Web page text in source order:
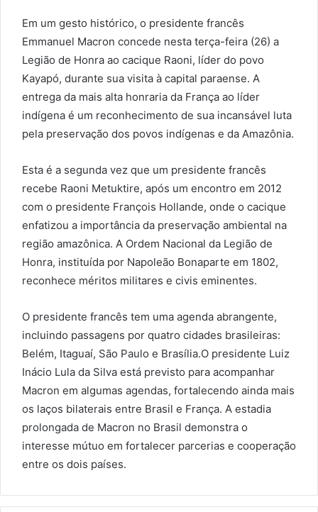
Em um gesto histórico, o presidente francês
Emmanuel Macron concede nesta terça-feira (26) a
Legião de Honra ao cacique Raoni, líder do povo
Kayapó, durante sua visita à capital paraense. A
entrega da mais alta honraria da França ao líder
indígena é um reconhecimento de sua incansável luta
pela preservação dos povos indígenas e da Amazônia.
Esta é a segunda vez que um presidente francês
recebe Raoni Metuktire, após um encontro em 2012
com o presidente François Hollande, onde o cacique
enfatizou a importância da preservação ambiental na
região amazônica. A Ordem Nacional da Legião de
Honra, instituída por Napoleão Bonaparte em 1802,
reconhece méritos militares e civis eminentes.
O presidente francês tem uma agenda abrangente,
incluindo passagens por quatro cidades brasileiras:
Belém, Itaguaí, São Paulo e Brasília.O presidente Luiz
Inácio Lula da Silva está previsto para acompanhar
Macron em algumas agendas, fortalecendo ainda mais
os laços bilaterais entre Brasil e França. A estadia
prolongada de Macron no Brasil demonstra o
interesse mútuo em fortalecer parcerias e cooperação
entre os dois países.